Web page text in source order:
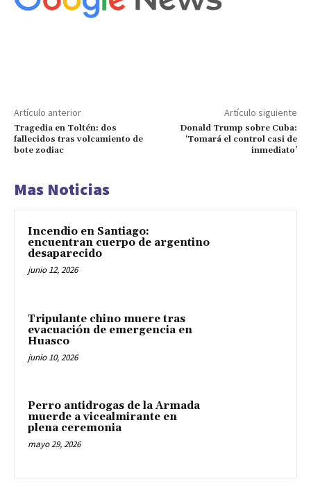
Artículo anterior
Tragedia en Toltén: dos
fallecidos tras volcamiento de
bote zodiac
Artículo siguiente
Donald Trump sobre Cuba:
‘Tomará el control casi de
inmediato’
Mas Noticias
Incendio en Santiago:
encuentran cuerpo de argentino
desaparecido
junio 12, 2026
Tripulante chino muere tras
evacuación de emergencia en
Huasco
junio 10, 2026
Perro antidrogas de la Armada
muerde a vicealmirante en
plena ceremonia
mayo 29, 2026